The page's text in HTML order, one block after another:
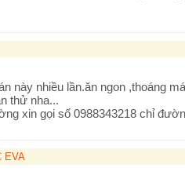
này nhiều lần.ăn ngon ,thoáng
thử nha...
xin gọi số 0988343218 chỉ
EVA